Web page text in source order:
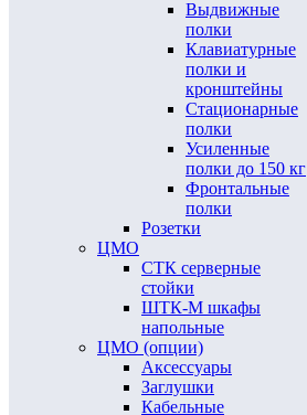
Выдвижные
полки
Клавиатурные
полки и
кронштейны
Стационарные
полки
Усиленные
полки до 150 кг
Фронтальные
полки
Розетки
ЦМО
СТК серверные
стойки
ШТК-М шкафы
напольные
ЦМО (опции)
Аксессуары
Заглушки
Кабельные